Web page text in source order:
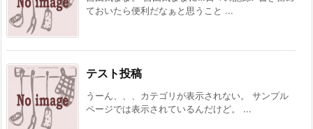
ておいたら便利だなぁと思うこと ...
テスト投稿
うーん、、、カテゴリが表示されない。 サンプル
ページでは表示されているんだけど。 ...